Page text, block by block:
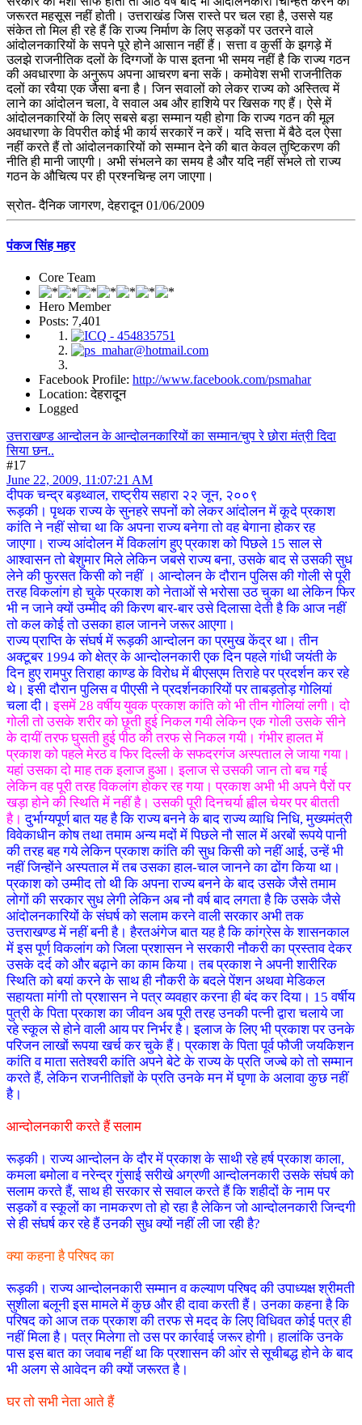
जरूरत महसूस नहीं होती। उत्तराखंड जिस रास्ते पर चल रहा है, उससे यह
संकेत तो मिल ही रहे हैं कि राज्य निर्माण के लिए सड़कों पर उतरने वाले
आंदोलनकारियों के सपने पूरे होने आसान नहीं हैं। सत्ता व कुर्सी के झगड़े में
उलझे राजनीतिक दलों के दिग्गजों के पास इतना भी समय नहीं है कि राज्य गठन
की अवधारणा के अनुरूप अपना आचरण बना सकें। कमोवेश सभी राजनीतिक
दलों का रवैया एक जैसा बना है। जिन सवालों को लेकर राज्य को अस्तित्व में
लाने का आंदोलन चला, वे सवाल अब और हाशिये पर खिसक गए हैं। ऐसे में
आंदोलनकारियों के लिए सबसे बड़ा सम्मान यही होगा कि राज्य गठन की मूल
अवधारणा के विपरीत कोई भी कार्य सरकारें न करें। यदि सत्ता में बैठे दल ऐसा
नहीं करते हैं तो आंदोलनकारियों को सम्मान देने की बात केवल तुष्टिकरण की
नीति ही मानी जाएगी। अभी संभलने का समय है और यदि नहीं संभले तो राज्य
गठन के औचित्य पर ही प्रश्नचिन्ह लग जाएगा।
स्रोत- दैनिक जागरण, देहरादून 01/06/2009
पंकज सिंह महर
Core Team
Hero Member
Posts: 7,401
Facebook Profile: http://www.facebook.com/psmahar
Location: देहरादून
Logged
उत्तराखण्ड आन्दोलन के आन्दोलनकारियों का सम्मान/चुप रे छोरा मंत्री दिदा
सिया छन..
#17
June 22, 2009, 11:07:21 AM
दीपक चन्द्र बड़थ्वाल, राष्ट्रीय सहारा २२ जून, २००९
रूड़की। पृथक राज्य के सुनहरे सपनों को लेकर आंदोलन में कूदे प्रकाश
कांति ने नहीं सोचा था कि अपना राज्य बनेगा तो वह बेगाना होकर रह
जाएगा। राज्य आंदोलन में विकलांग हुए प्रकाश को पिछले 15 साल से
आश्वासन तो बेशुमार मिले लेकिन जबसे राज्य बना, उसके बाद से उसकी सुध
लेने की फुरसत किसी को नहीं । आन्दोलन के दौरान पुलिस की गोली से पूरी
तरह विकलांग हो चुके प्रकाश को नेताओं से भरोसा उठ चुका था लेकिन फिर
भी न जाने क्यों उम्मीद की किरण बार-बार उसे दिलासा देती है कि आज नहीं
तो कल कोई तो उसका हाल जानने जरूर आएगा।
राज्य प्राप्ति के संघर्ष में रूड़की आन्दोलन का प्रमुख केंद्र था। तीन
अक्टूबर 1994 को क्षेत्र के आन्दोलनकारी एक दिन पहले गांधी जयंती के
दिन हुए रामपुर तिराहा काण्ड के विरोध में बीएसएम तिराहे पर प्रदर्शन कर रहे
थे। इसी दौरान पुलिस व पीएसी ने प्रदर्शनकारियों पर ताबड़तोड़ गोलियां
चला दी।इसमें 28 वर्षीय युवक प्रकाश कांति को भी तीन गोलियां लगी। दो
गोली तो उसके शरीर को छूती हुई निकल गयी लेकिन एक गोली उसके सीने
के दायीं तरफ घुसती हुई पीठ की तरफ से निकल गयी। गंभीर हालत में
प्रकाश को पहले मेरठ व फिर दिल्ली के सफदरगंज अस्पताल ले जाया गया।
यहां उसका दो माह तक इलाज हुआ। इलाज से उसकी जान तो बच गई
लेकिन वह पूरी तरह विकलांग होकर रह गया। प्रकाश अभी भी अपने पैरों पर
खड़ा होने की स्थिति में नहीं है। उसकी पूरी दिनचर्या ह्वील चेयर पर बीतती
है। दुर्भाग्यपूर्ण बात यह है कि राज्य बनने के बाद राज्य व्याधि निधि, मुख्यमंत्री
विवेकाधीन कोष तथा तमाम अन्य मदों में पिछले नौ साल में अरबों रूपये पानी
की तरह बह गये लेकिन प्रकाश कांति की सुध किसी को नहीं आई, उन्हें भी
नहीं जिन्होंने अस्पताल में तब उसका हाल-चाल जानने का ढोंग किया था।
प्रकाश को उम्मीद तो थी कि अपना राज्य बनने के बाद उसके जैसे तमाम
लोगों की सरकार सुध लेगी लेकिन अब नौ वर्ष बाद लगता है कि उसके जैसे
आंदोलनकारियों के संघर्ष को सलाम करने वाली सरकार अभी तक
उत्तराखण्ड में नहीं बनी है। हैरतअंगेज बात यह है कि कांग्रेस के शासनकाल
में इस पूर्ण विकलांग को जिला प्रशासन ने सरकारी नौकरी का प्रस्ताव देकर
उसके दर्द को और बढ़ाने का काम किया। तब प्रकाश ने अपनी शारीरिक
स्थिति को बयां करने के साथ ही नौकरी के बदले पेंशन अथवा मेडिकल
सहायता मांगी तो प्रशासन ने पत्र व्यवहार करना ही बंद कर दिया। 15 वर्षीय
पुत्री के पिता प्रकाश का जीवन अब पूरी तरह उनकी पत्नी द्वारा चलाये जा
रहे स्कूल से होने वाली आय पर निर्भर है। इलाज के लिए भी प्रकाश पर उनके
परिजन लाखों रूपया खर्च कर चुके हैं। प्रकाश के पिता पूर्व फौजी जयकिशन
कांति व माता सतेश्वरी कांति अपने बेटे के राज्य के प्रति जज्बे को तो सम्मान
करते हैं, लेकिन राजनीतिज्ञों के प्रति उनके मन में घृणा के अलावा कुछ नहीं
है।
आन्दोलनकारी करते हैं सलाम
रूड़की। राज्य आन्दोलन के दौर में प्रकाश के साथी रहे हर्ष प्रकाश काला,
कमला बमोला व नरेन्द्र गुंसाई सरीखे अग्रणी आन्दोलनकारी उसके संघर्ष को
सलाम करते हैं, साथ ही सरकार से सवाल करते हैं कि शहीदों के नाम पर
सड़कों व स्कूलों का नामकरण तो हो रहा है लेकिन जो आन्दोलनकारी जिन्दगी
से ही संघर्ष कर रहे हैं उनकी सुध क्यों नहीं ली जा रही है?
क्या कहना है परिषद का
रूड़की। राज्य आन्दोलनकारी सम्मान व कल्याण परिषद की उपाध्यक्ष श्रीमती
सुशीला बलूनी इस मामले में कुछ और ही दावा करती हैं। उनका कहना है कि
परिषद को आज तक प्रकाश की तरफ से मदद के लिए विधिवत कोई पत्र ही
नहीं मिला है। पत्र मिलेगा तो उस पर कार्रवाई जरूर होगी। हालांकि उनके
पास इस बात का जवाब नहीं था कि प्रशासन की आ॓र से सूचीबद्ध होने के बाद
भी अलग से आवेदन की क्यों जरूरत है।
घर तो सभी नेता आते हैं